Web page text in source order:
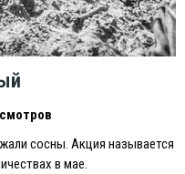
сосны. Акция называется
в мае.